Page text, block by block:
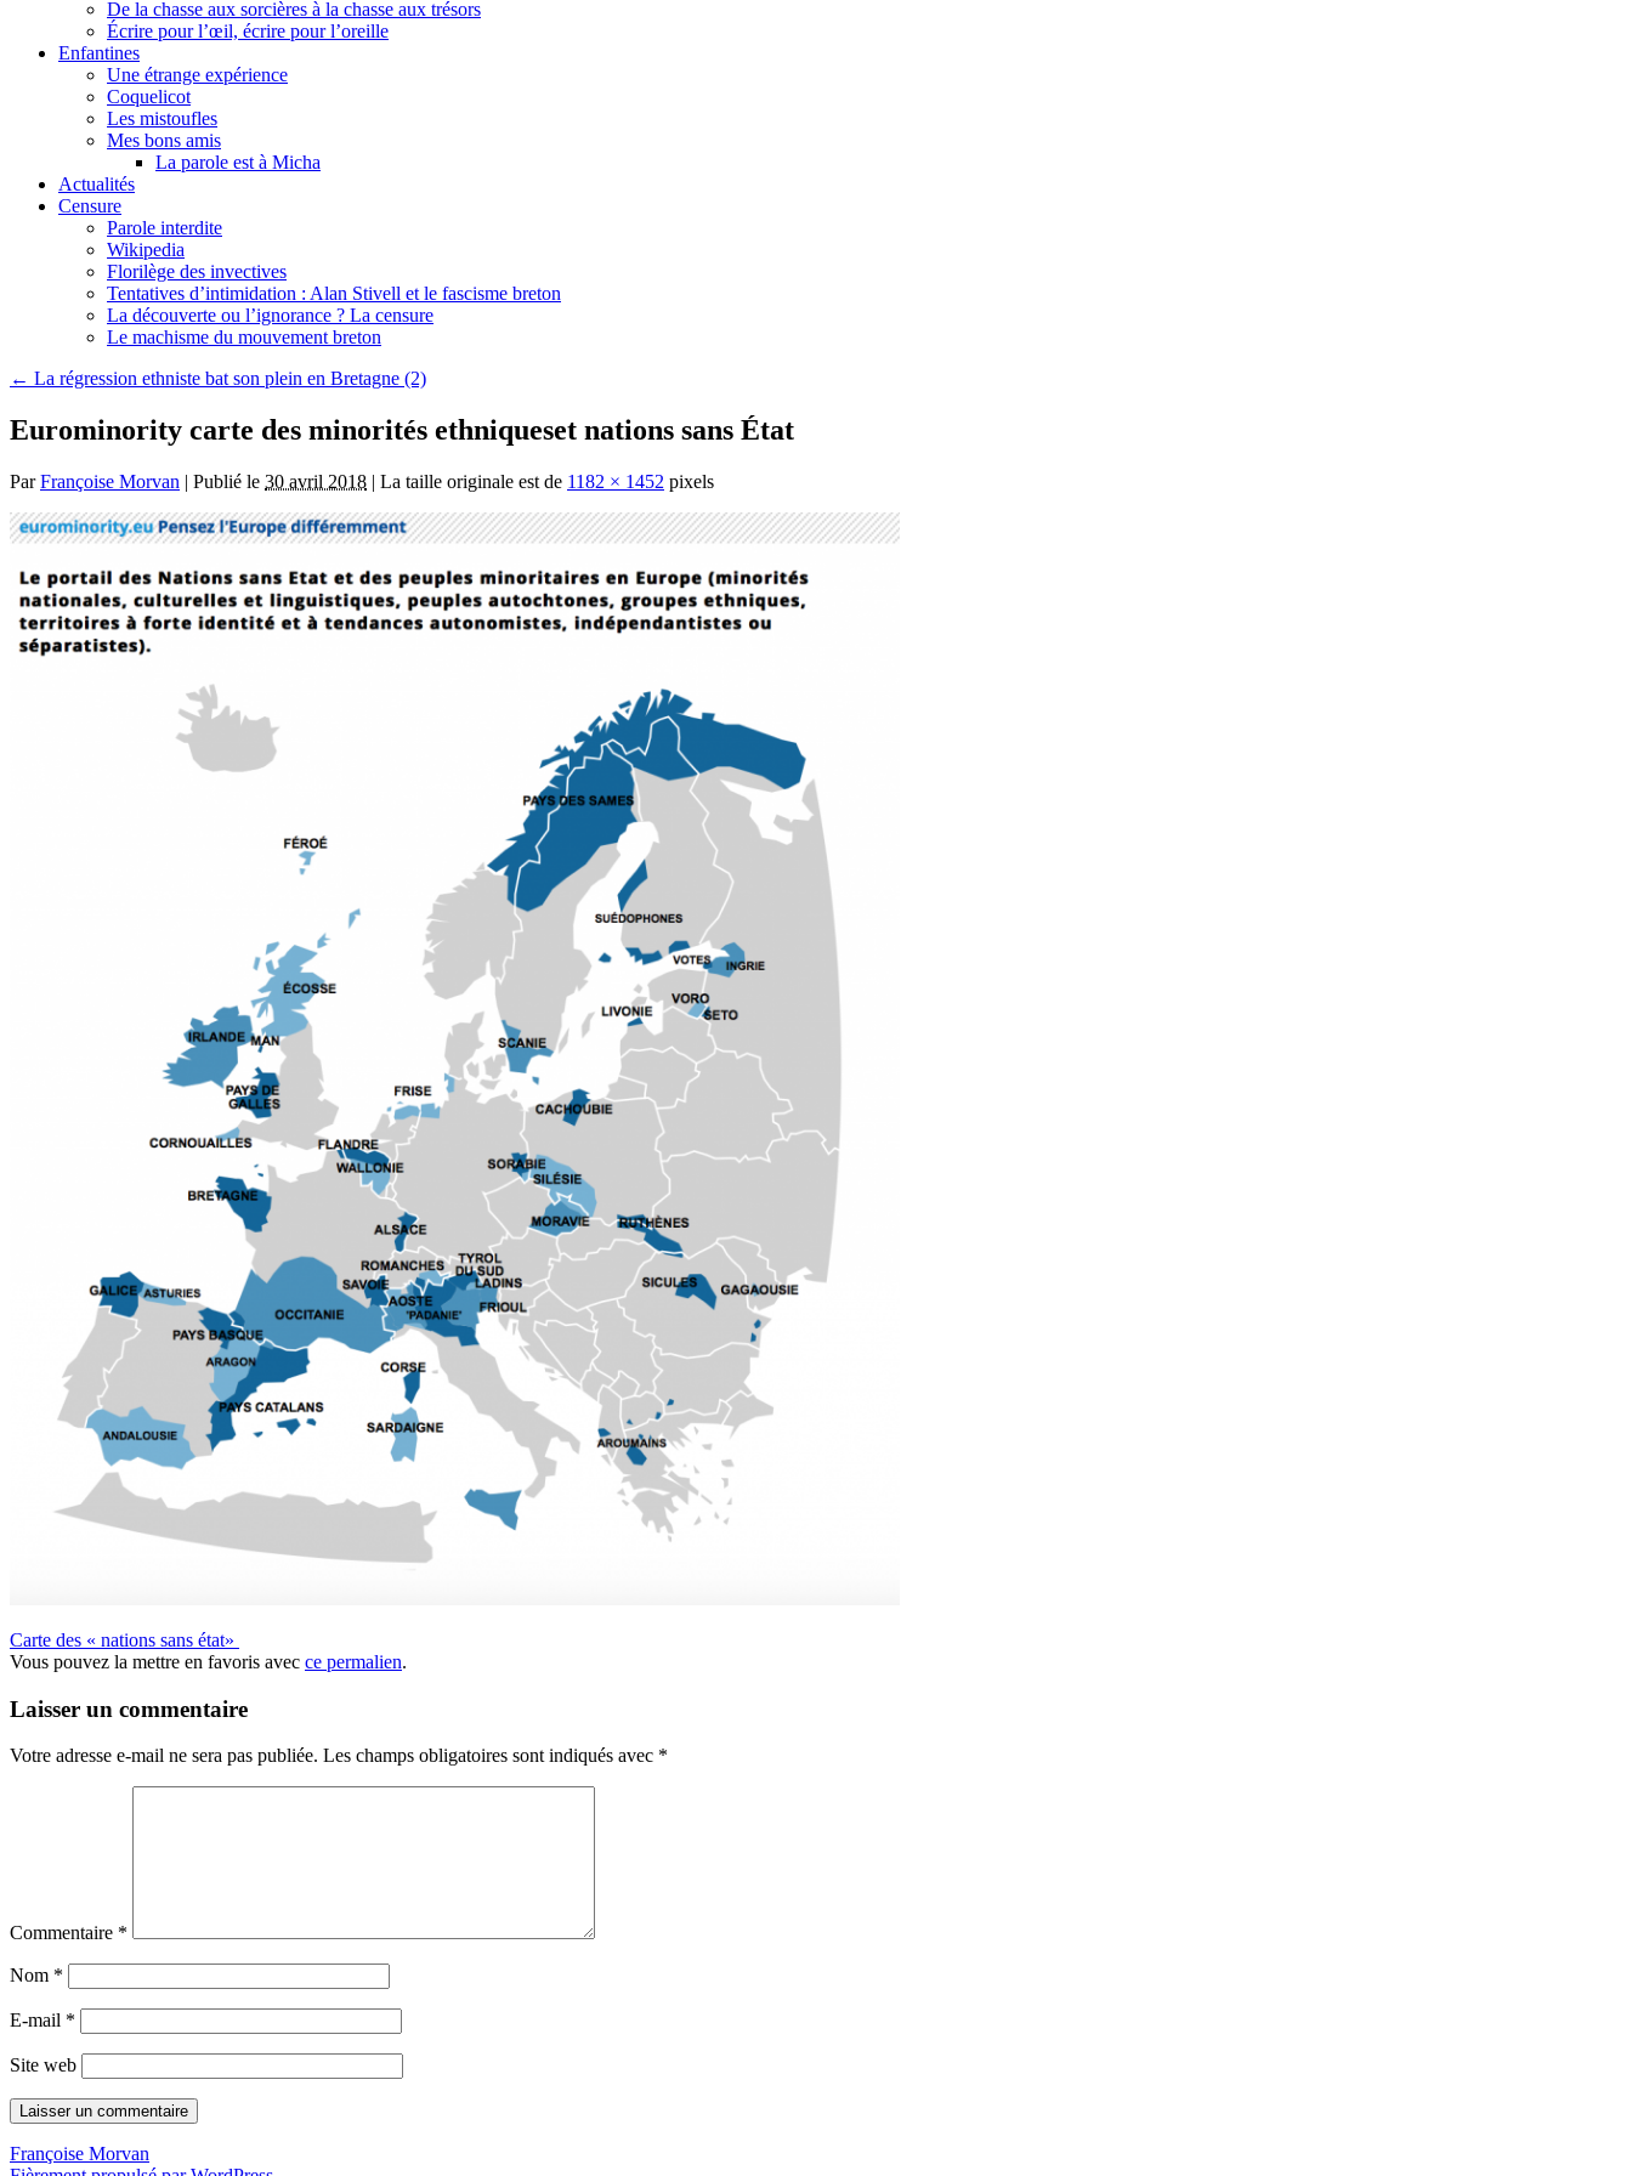
De la chasse aux sorcières à la chasse aux trésors
Écrire pour l’œil, écrire pour l’oreille
Enfantines
Une étrange expérience
Coquelicot
Les mistoufles
Mes bons amis
La parole est à Micha
Actualités
Censure
Parole interdite
Wikipedia
Florilège des invectives
Tentatives d’intimidation : Alan Stivell et le fascisme breton
La découverte ou l’ignorance ? La censure
Le machisme du mouvement breton
← La régression ethniste bat son plein en Bretagne (2)
Eurominority carte des minorités ethniqueset nations sans État
Par Françoise Morvan | Publié le 30 avril 2018 | La taille originale est de 1182 × 1452 pixels
Carte des « nations sans état»
Vous pouvez la mettre en favoris avec ce permalien.
Laisser un commentaire
Votre adresse e-mail ne sera pas publiée. Les champs obligatoires sont indiqués avec *
Commentaire *
Nom *
E-mail *
Site web
Françoise Morvan